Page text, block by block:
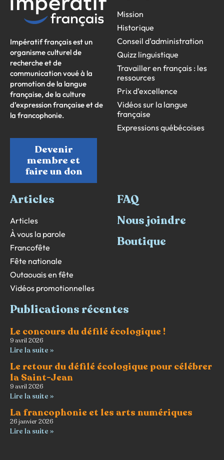
Impératif français est un
organisme culturel de
recherche et de
communication voué à la
promotion de la langue
française, de la culture
d’expression française et de
la francophonie.
Devenir
membre et
faire un don
Mission
Historique
Conseil d’administration
Quizz linguistique
Travailler en français : les
ressources
Prix d’excellence
Vidéos sur la langue
française
Expressions québécoises
Articles
Articles
À vous la parole
Francofête
Fête nationale
Outaouais en fête
Vidéos promotionnelles
FAQ
Nous joindre
Boutique
Publications récentes
Le concours du défilé écologique !
9 avril 2026
Lire la suite »
Le retour du défilé écologique pour célébrer
la Saint-Jean
9 avril 2026
Lire la suite »
La francophonie et les arts numériques
26 janvier 2026
Lire la suite »